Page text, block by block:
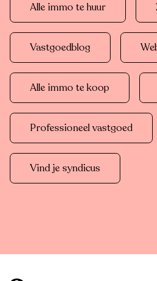
Alle immo te huur
Vastgoedblog
Alle immo te koop
Professioneel vastgoed
Vind je syndicus